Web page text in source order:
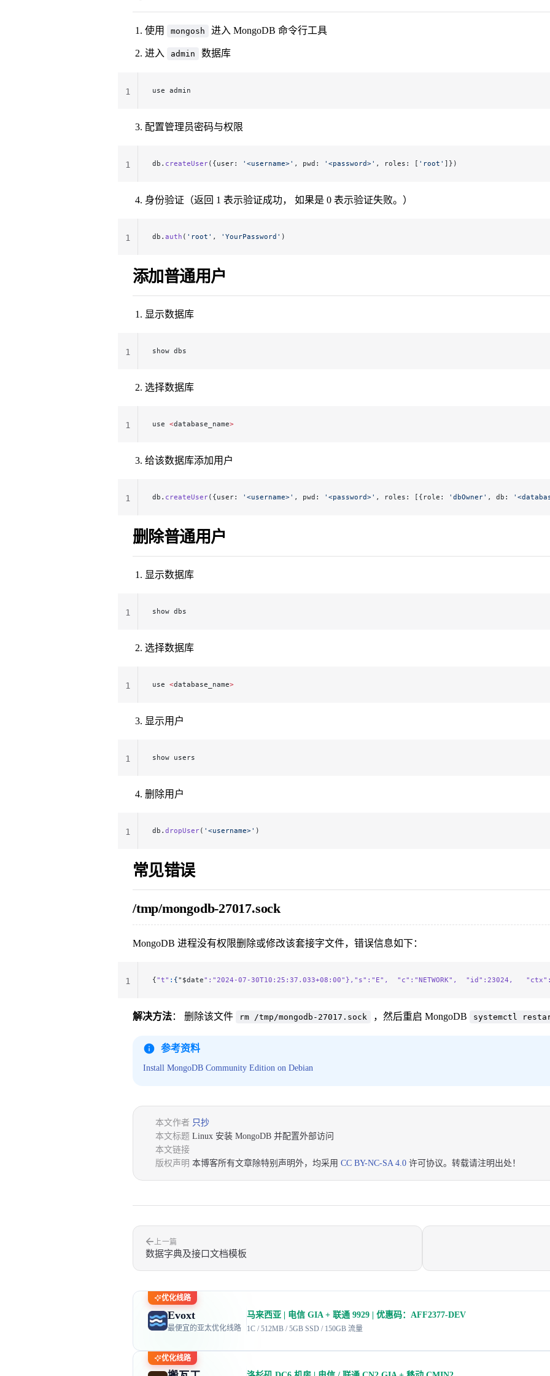
使用 mongosh 进入 MongoDB 命令行工具
进入 admin 数据库
use admin
1
配置管理员密码与权限
db. createUser({user: '<username>' , pwd: '<password>' , roles: [ 'root' ]})
1
身份验证（返回 1 表示验证成功， 如果是 0 表示验证失败。）
db. auth ( 'root' , 'YourPassword' )
1
添加普通用户
显示数据库
show dbs
1
选择数据库
use <database_name>
1
给该数据库添加用户
db. createUser({user: '<username>' , pwd: '<password>' , roles: [{role: 'dbOwner' , db:
1
删除普通用户
显示数据库
show dbs
1
选择数据库
use <database_name>
1
显示用户
show users
1
删除用户
db. dropUser( '<username>' )
1
常见错误
/tmp/mongodb-27017.sock
MongoDB 进程没有权限删除或修改该套接字文件，错误信息如下：
{"t" : {"$date":"2024-07-30T10:25:37.033+08:00"}," s":" E",  " c":"NETWORK",  " id ":23024,   " ctx
1
解决方法： 删除该文件 rm /tmp/mongodb-27017.sock ，然后重启 MongoDB systemctl
参考资料
Install MongoDB Community Edition on Debian
本文作者 只抄
本文标题 Linux 安装 MongoDB 并配置外部访问
本文链接
版权声明 本博客所有文章除特别声明外，均采用 CC BY-NC-SA 4.0 许可协议。转载请注明出处！
上一篇
数据字典及接口文档模板
优化线路
Evoxt
最便宜的亚太优化线路
马来西亚 | 电信 GIA + 联通 9929 | 优惠码：AFF2377-DEV
1C / 512MB / 5GB SSD / 150GB 流量
优化线路